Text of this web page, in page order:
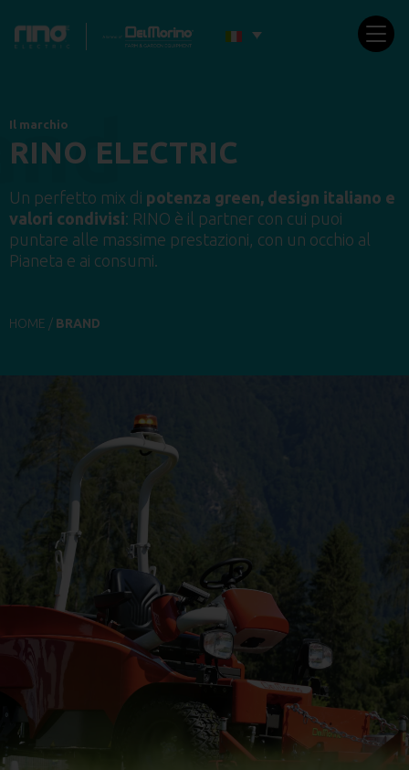
Il marchio
RINO ELECTRIC
Un perfetto mix di potenza green, design italiano e
valori condivisi: RINO è il partner con cui puoi
puntare alle massime prestazioni, con un occhio al
Pianeta e ai consumi.
HOME / BRAND